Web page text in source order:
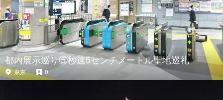
都内展示巡り⑤秒速5センチメートル聖地巡礼
東京 0